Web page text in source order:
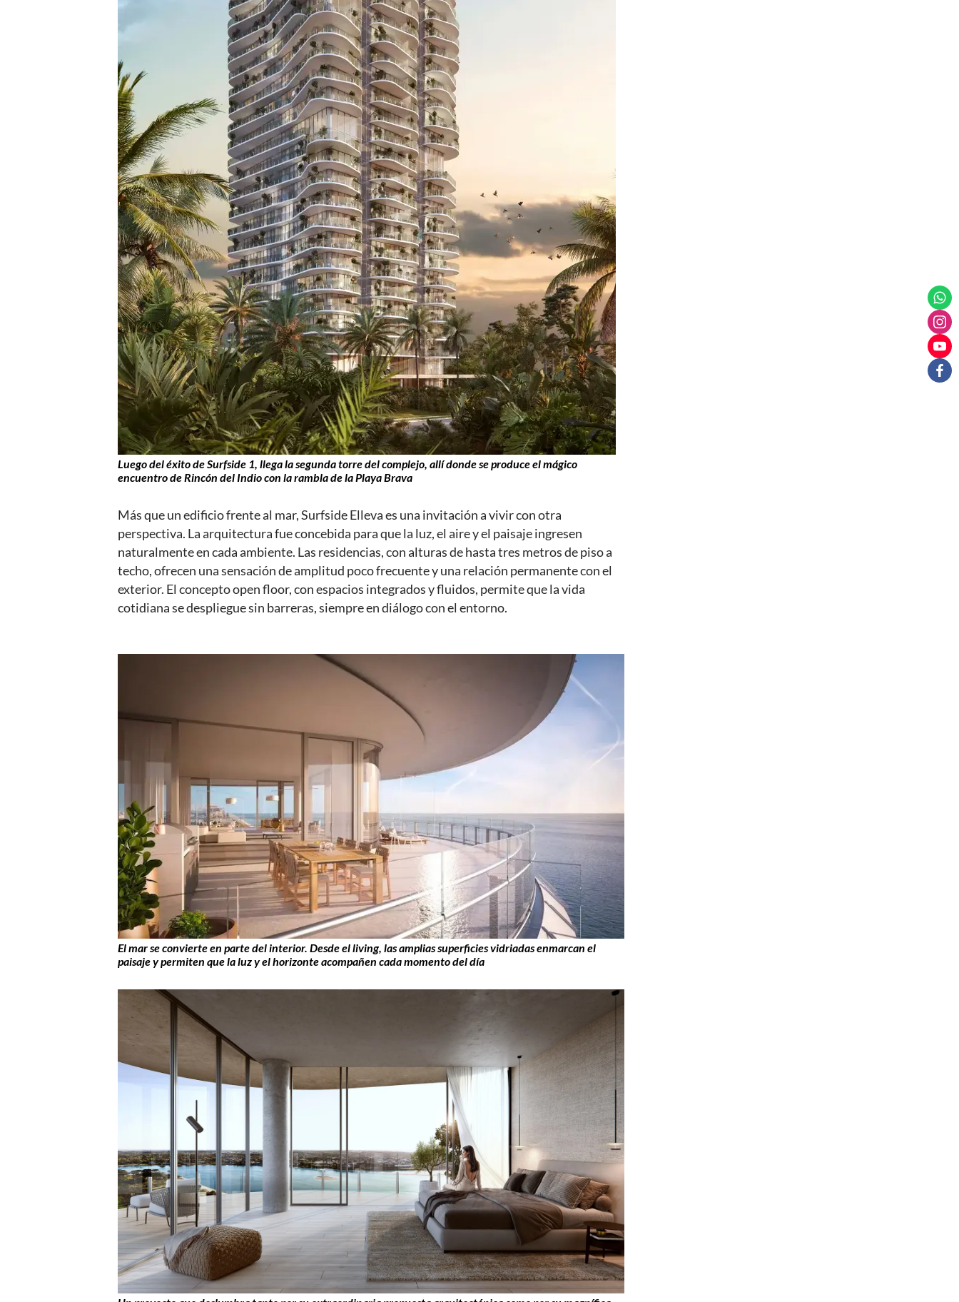
Luego del éxito de Surfside 1, llega la segunda torre del complejo, allí donde se produce el mágico
encuentro de Rincón del Indio con la rambla de la Playa Brava
Más que un edificio frente al mar, Surfside Elleva es una invitación a vivir con otra
perspectiva. La arquitectura fue concebida para que la luz, el aire y el paisaje ingresen
naturalmente en cada ambiente. Las residencias, con alturas de hasta tres metros de piso a
techo, ofrecen una sensación de amplitud poco frecuente y una relación permanente con el
exterior. El concepto open floor, con espacios integrados y fluidos, permite que la vida
cotidiana se despliegue sin barreras, siempre en diálogo con el entorno.
El mar se convierte en parte del interior. Desde el living, las amplias superficies vidriadas enmarcan el
paisaje y permiten que la luz y el horizonte acompañen cada momento del día